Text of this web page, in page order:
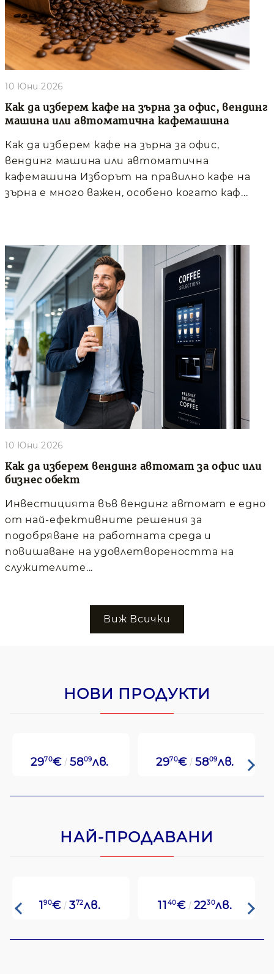
Как да изберем кафе на зърна за офис, вендинг
машина или автоматична кафемашина
10 Юни 2026
Как да изберем кафе на зърна за офис,
вендинг машина или автоматична
кафемашина Изборът на правилно кафе на
зърна е много важен, особено когато каф...
Как да изберем вендинг автомат за офис или
бизнес обект
10 Юни 2026
Инвестицията във вендинг автомат е едно
от най-ефективните решения за
подобряване на работната среда и
повишаване на удовлетвореността на
служителите...
Виж Всички
НОВИ ПРОДУКТИ
2970€ 5809лв. 2970€ 5809лв.
НАЙ-ПРОДАВАНИ
190€ 372лв. 11 40€ 2230лв.